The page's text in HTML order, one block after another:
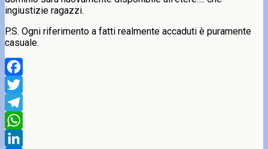
ingiustizie ragazzi.
P.S. Ogni riferimento a fatti realmente accaduti è puramente
casuale.
Facebook
Twitter
Telegram
WhatsApp